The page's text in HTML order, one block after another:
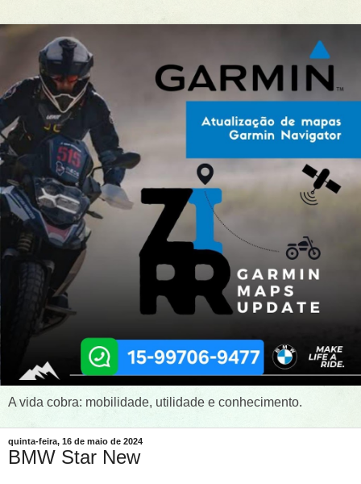
A vida cobra: mobilidade, utilidade e conhecimento.
quinta-feira, 16 de maio de 2024
BMW Star New